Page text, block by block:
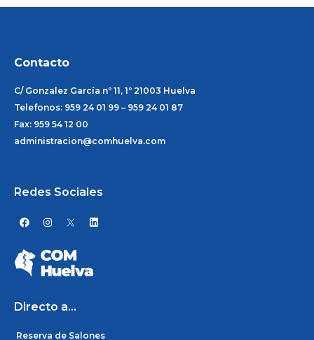
Contacto
C/ Gonzalez García nº 11, 1º 21003 Huelva
Telefonos: 959 24 01 99 – 959 24 01 87
Fax: 959 54 12 00
administracion@comhuelva.com
Redes Sociales
F
a
e
b
o
o
I
n
a
g
r
L
i
i
Directo a...
Reserva de Salones